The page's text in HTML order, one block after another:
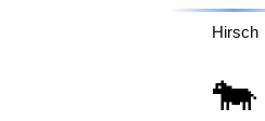
Hirsch
🐄